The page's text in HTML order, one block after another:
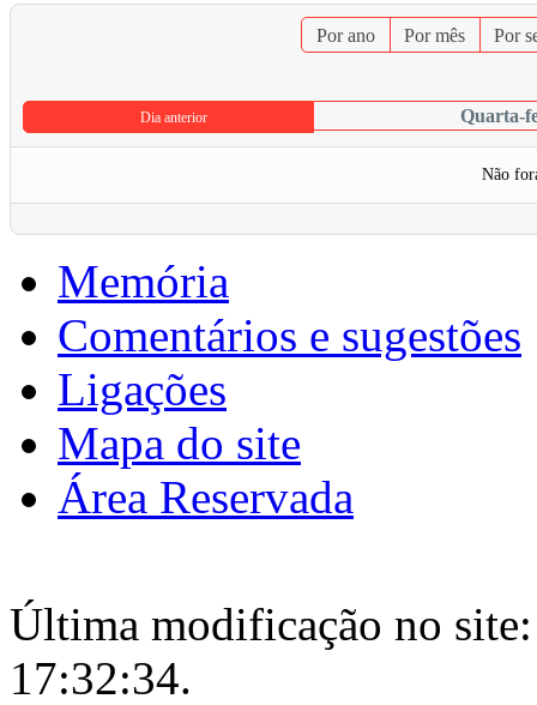
Por ano Por mês Por
Dia anterior Quarta-
Não
Memória
Comentários e sugestões
Ligações
Mapa do site
Área Reservada
Última modificação no
17:32:34.